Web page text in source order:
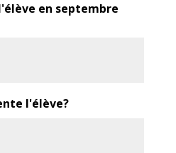
en septembre
l'élève?